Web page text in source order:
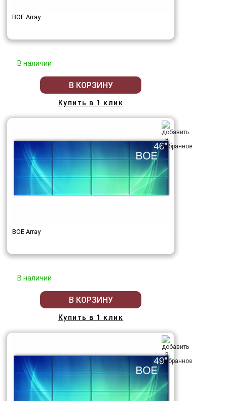
BOE Array
В наличии
В КОРЗИНУ
Купить в 1 клик
BOE Array
В наличии
В КОРЗИНУ
Купить в 1 клик